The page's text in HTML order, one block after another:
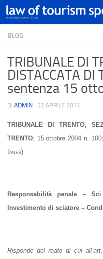
BLOG
TRIBUNALE DI
DISTACCATA DI
sentenza 15
DI ADMIN · 22 APRILE 2013
TRIBUNALE DI TRENTO,
TRENTO; 15 ottobre 2004 n.
Ianes)
Responsabilità penale –
Investimento di sciatore –
Risponde del reato di cui